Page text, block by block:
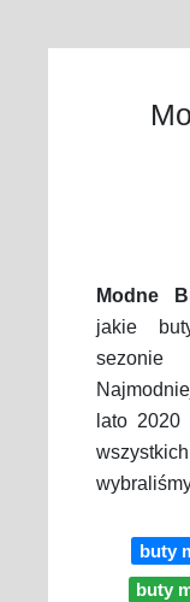
Modne
jakie
lato 2020
buty
buty